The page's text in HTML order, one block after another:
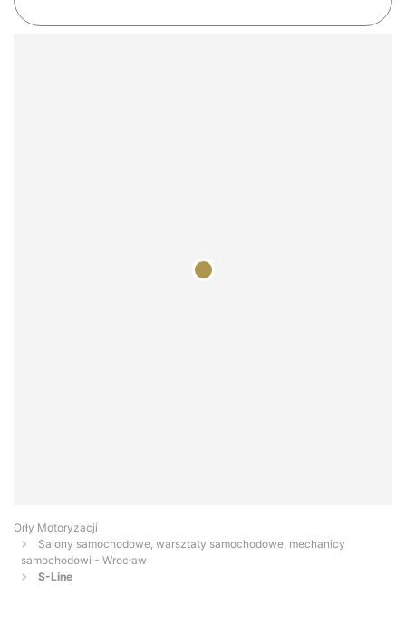
Orły Motoryzacji
Salony samochodowe, warsztaty samochodowe, mechanicy
samochodowi - Wrocław
S-Line